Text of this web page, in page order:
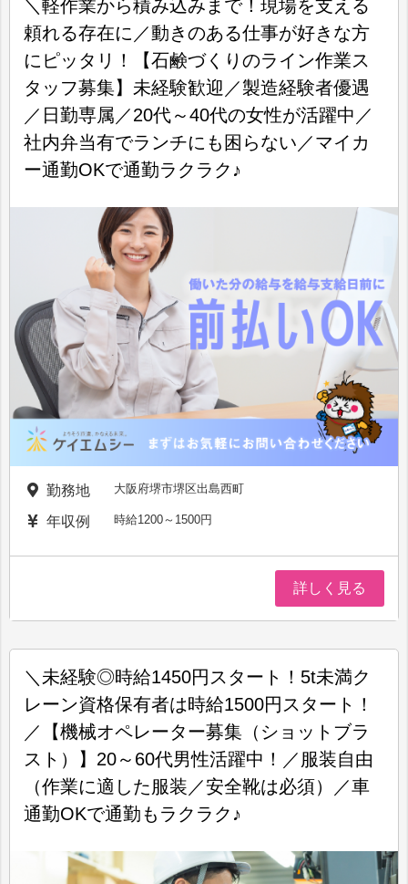
＼軽作業から積み込みまで！現場を支える
頼れる存在に／動きのある仕事が好きな方
にピッタリ！【石鹸づくりのライン作業ス
タッフ募集】未経験歓迎／製造経験者優遇
／日勤専属／20代～40代の女性が活躍中／
社内弁当有でランチにも困らない／マイカ
ー通勤OKで通勤ラクラク♪
勤務地 大阪府堺市堺区出島西町
年収例 時給1200～1500円
詳しく見る
＼未経験◎時給1450円スタート！5t未満ク
レーン資格保有者は時給1500円スタート！
／【機械オペレーター募集（ショットブラ
スト）】20～60代男性活躍中！／服装自由
（作業に適した服装／安全靴は必須）／車
通勤OKで通勤もラクラク♪